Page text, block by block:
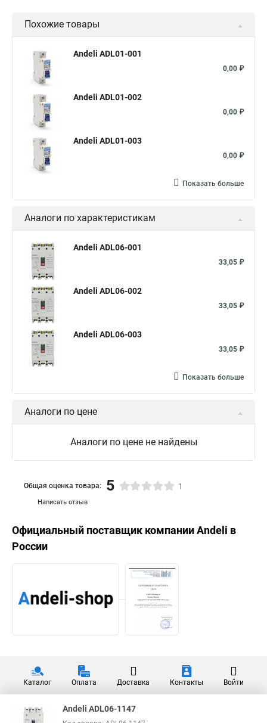
Похожие товары
Andeli ADL01-001
0,00 ₽
Andeli ADL01-002
0,00 ₽
Andeli ADL01-003
0,00 ₽
Показать больше
Аналоги по характеристикам
Andeli ADL06-001
33,05 ₽
Andeli ADL06-002
33,05 ₽
Andeli ADL06-003
33,05 ₽
Показать больше
Аналоги по цене
Аналоги по цене не найдены
Написать отзыв
Общая оценка товара: 5 1
Официальный поставщик компанииAndeli в
России
Каталог Оплата Доставка Контакты Войти
Andeli ADL06-1147